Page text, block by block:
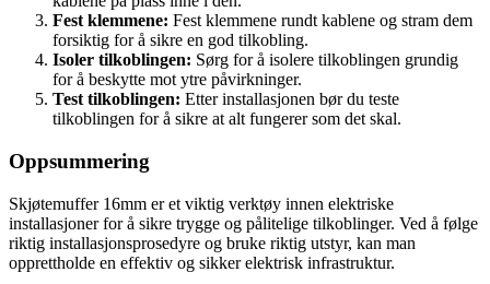
Fest klemmene: Fest klemmene rundt kablene og stram dem
forsiktig for å sikre en god tilkobling.
Isoler tilkoblingen: Sørg for å isolere tilkoblingen grundig
for å beskytte mot ytre påvirkninger.
Test tilkoblingen: Etter installasjonen bør du teste
tilkoblingen for å sikre at alt fungerer som det skal.
Oppsummering
Skjøtemuffer 16mm er et viktig verktøy innen elektriske
installasjoner for å sikre trygge og pålitelige tilkoblinger. Ved å følge
riktig installasjonsprosedyre og bruke riktig utstyr, kan man
opprettholde en effektiv og sikker elektrisk infrastruktur.